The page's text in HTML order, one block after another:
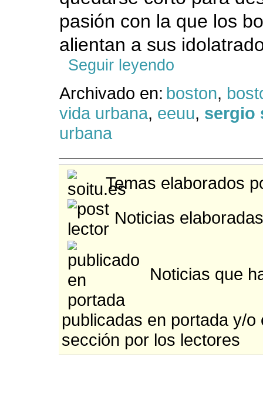
pasión con la que los
alientan a sus
Seguir leyendo
Archivado en: boston,
vida urbana, eeuu, sergio
urbana
Temas elaborados
Noticias
Noticias que
publicadas en portada y/o
sección por los lectores